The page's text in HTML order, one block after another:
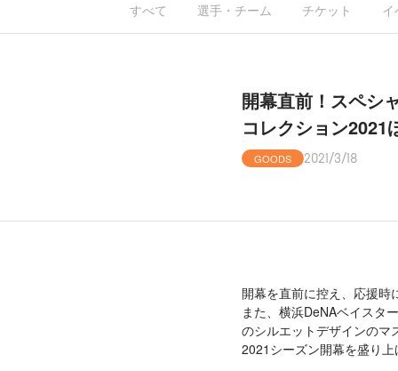
すべて 選手・チーム チケット
開幕直前！スペシ
コレクション2021
GOODS 2021/3/18
開幕を直前に控え、応援時
また、横浜DeNAベイスタ
のシルエットデザインのマ
2021シーズン開幕を盛り